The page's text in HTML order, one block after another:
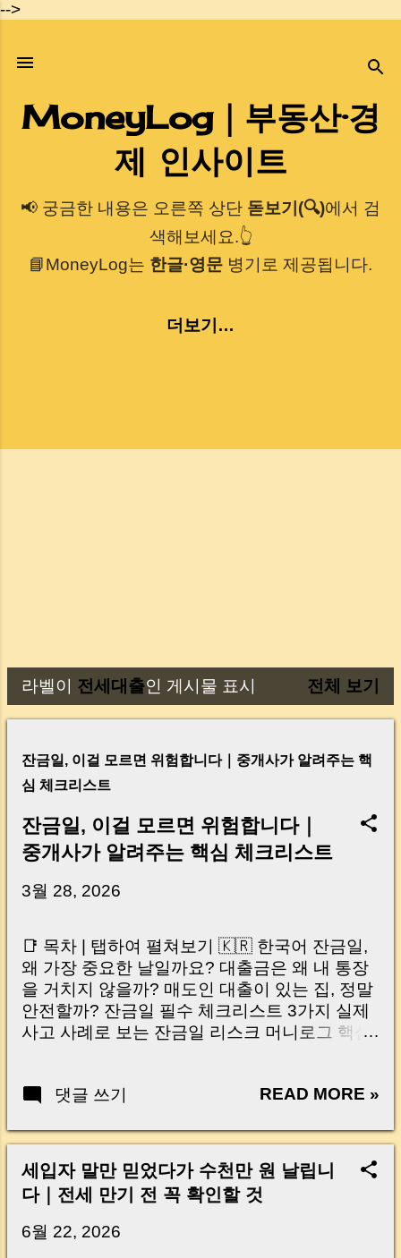
-->
기본 콘텐츠로 건너뛰기
MoneyLog｜부동산·경
제 인사이트
📢 궁금한 내용은 오른쪽 상단 돋보기(🔍)에서 검
색해보세요.👆
📘MoneyLog는 한글·영문 병기로 제공됩니다.
더보기…
글
라벨이 전세대출인 게시물 표시 전체 보기
잔금일, 이걸 모르면 위험합니다｜중개사가 알려주는 핵
심 체크리스트
잔금일, 이걸 모르면 위험합니다｜
중개사가 알려주는 핵심 체크리스트
3월 28, 2026
📑 목차 | 탭하여 펼쳐보기 🇰🇷 한국어 잔금일,
왜 가장 중요한 날일까요? 대출금은 왜 내 통장
을 거치지 않을까? 매도인 대출이 있는 집, 정말
안전할까? 잔금일 필수 체크리스트 3가지 실제
사고 사례로 보는 잔금일 리스크 머니로그 핵심
Your Account Is It Safe If the Seller Has a
Real Risks and Mistakes to Avoid MoneyLog
Key Takeaway 혹시 이런 생각 해보신 적 있으
신가요? “잔금일… 그냥 돈 보내고 끝나는 거 아
닌가요?” 하지만 현장에서 보면 전혀 그렇지 않
습니다. 잔금일은 ‘서류 몇 장 처리하는 날’이 아
댓글 쓰기 READ MORE »
세입자 말만 믿었다가 수천만 원 날립니
다｜전세 만기 전 꼭 확인할 것
6월 22, 2026